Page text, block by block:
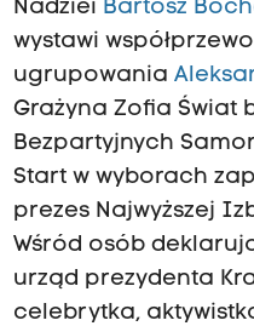
Nadziei Bartosz
wystawi
ugrupowania
Grażyna Zofia Świat
Bezpartyjnych
Start w wyborach
prezes Najwyższej
Wśród osób
urząd prezydenta
celebrytka,